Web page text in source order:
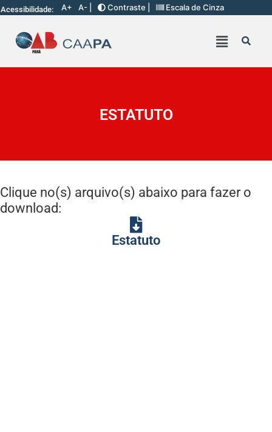
Acessibilidade: A+ A- | Contraste | Escala de Cinza
ESTATUTO
Clique no(s) arquivo(s) abaixo para fazer o
download:
Estatuto